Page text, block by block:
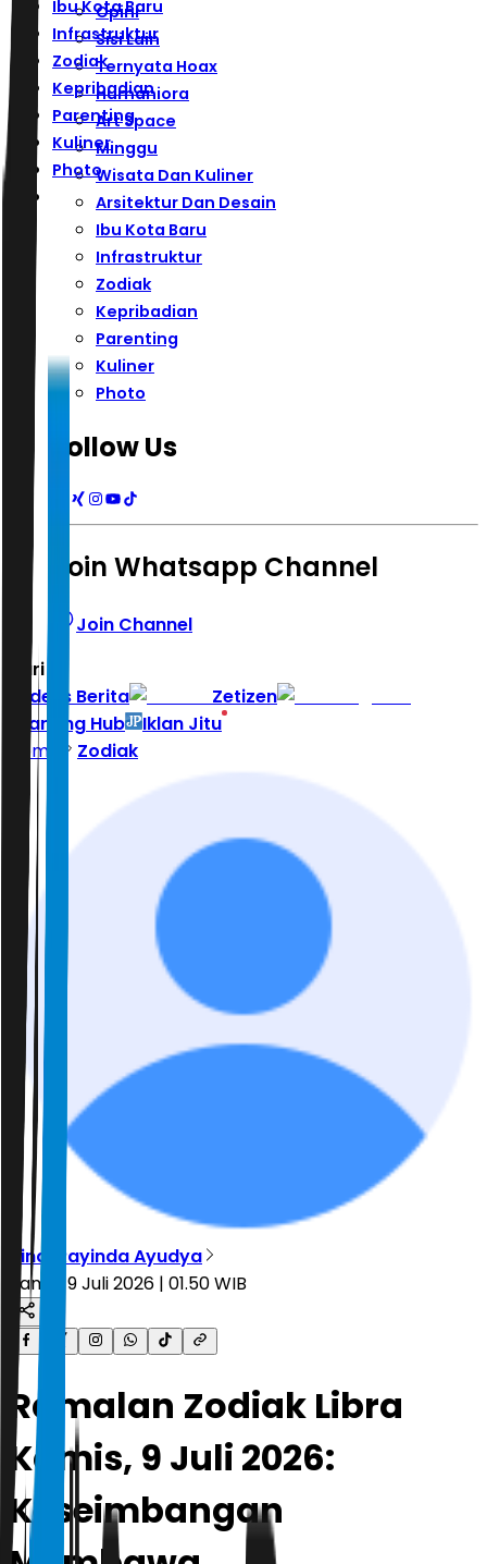
Ibu Kota Baru
Infrastruktur
Zodiak
Kepribadian
Parenting
Kuliner
Photo
Opini
Sisi Lain
Ternyata Hoax
Humaniora
Art Space
Minggu
Wisata Dan Kuliner
Arsitektur Dan Desain
Ibu Kota Baru
Infrastruktur
Zodiak
Kepribadian
Parenting
Kuliner
Photo
Follow Us
Join Whatsapp Channel
Join Channel
Hari ini
Indeks Berita
Zetizen
Learning Hub
Iklan Jitu
Home
Zodiak
Vindi Rayinda Ayudya
Kamis, 9 Juli 2026 | 01.50 WIB
Ramalan Zodiak Libra
Kamis, 9 Juli 2026:
Keseimbangan